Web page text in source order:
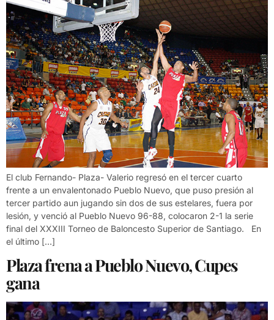
El club Fernando- Plaza- Valerio regresó en el tercer cuarto
frente a un envalentonado Pueblo Nuevo, que puso presión al
tercer partido aun jugando sin dos de sus estelares, fuera por
lesión, y venció al Pueblo Nuevo 96-88, colocaron 2-1 la serie
final del XXXIII Torneo de Baloncesto Superior de Santiago. En
el último […]
Plaza frena a Pueblo Nuevo, Cupes
gana